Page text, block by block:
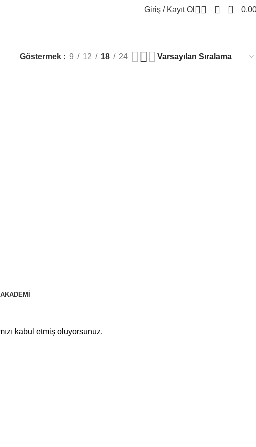
Giriş / Kayıt Ol 0 0.00
Göstermek 9 12 18 24
AKADEMI
kabul etmiş oluyorsunuz.